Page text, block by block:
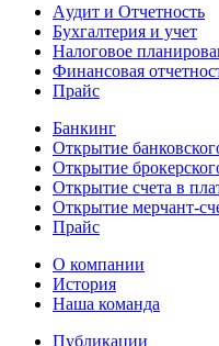
Aудит и Отчетность
Бухгалтерия и учет
Налоговое
Финансовая
Прайс
Банкинг
Открытие
Открытие
Открытие счета в
Открытие мерчант-
Прайс
О компании
История
Наша команда
Публикации